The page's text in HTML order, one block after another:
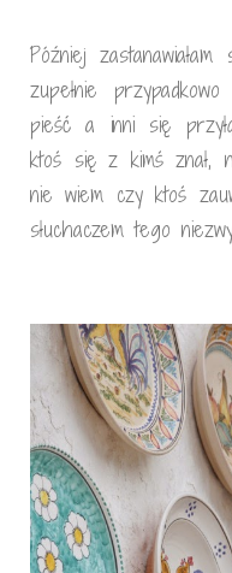
Później
zupełnie
pieść a inni się
ktoś się z kimś znał,
nie wiem czy ktoś
słuchaczem tego